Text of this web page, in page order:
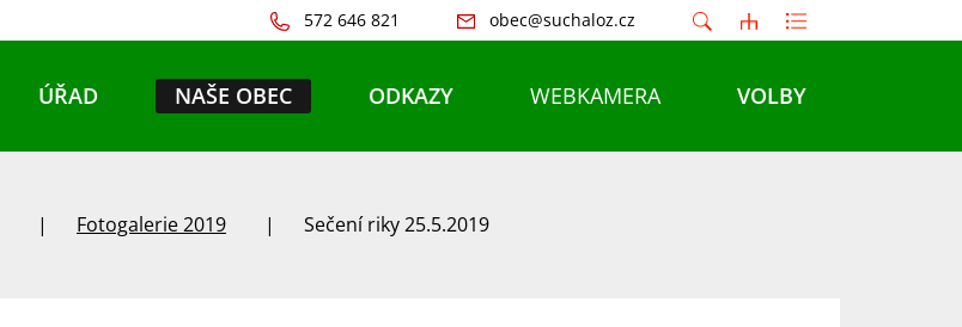
572 646 821 obec@suchaloz.cz
ÚŘAD NAŠE OBEC ODKAZY WEBKAMERA VOLBY
Fotogalerie 2019 Sečení riky 25.5.2019